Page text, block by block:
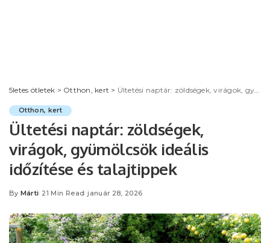
5letes ötletek > Otthon, kert > Ültetési naptár: zöldségek, virágok, gyümölcsök ideális időzítése és talajtippek
Otthon, kert
Ültetési naptár: zöldségek,
virágok, gyümölcsök ideális
időzítése és talajtippek
Posted
By Márti 21 Min Read január 28, 2026